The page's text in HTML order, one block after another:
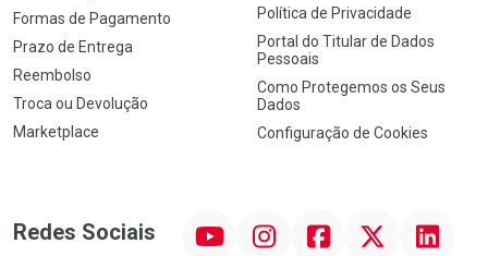
Formas de Pagamento
Prazo de Entrega
Reembolso
Troca ou Devolução
Marketplace
Política de Privacidade
Portal do Titular de Dados
Pessoais
Como Protegemos os Seus
Dados
Configuração de Cookies
Redes Sociais InstagramFacebook Linkedin